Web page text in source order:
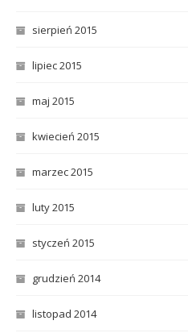
sierpień 2015
lipiec 2015
maj 2015
kwiecień 2015
marzec 2015
luty 2015
styczeń 2015
grudzień 2014
listopad 2014